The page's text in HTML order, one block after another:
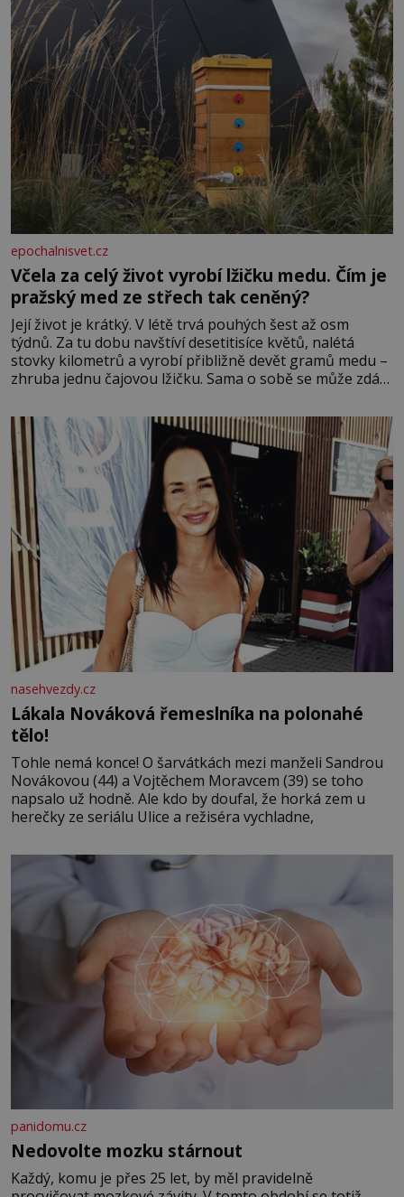
epochalnisvet.cz
Včela za celý život vyrobí lžičku medu. Čím je
pražský med ze střech tak ceněný?
Její život je krátký. V létě trvá pouhých šest až osm
týdnů. Za tu dobu navštíví desetitisíce květů, nalétá
stovky kilometrů a vyrobí přibližně devět gramů medu –
zhruba jednu čajovou lžičku. Sama o sobě se může zdát
tisíc příslušnic svého včelstva, vznikne jeden z
nejdokonalejších organismů
nasehvezdy.cz
Lákala Nováková řemeslníka na polonahé
tělo!
Tohle nemá konce! O šarvátkách mezi manželi Sandrou
Novákovou (44) a Vojtěchem Moravcem (39) se toho
napsalo už hodně. Ale kdo by doufal, že horká zem u
herečky ze seriálu Ulice a režiséra vychladne,
panidomu.cz
Nedovolte mozku stárnout
Každý, komu je přes 25 let, by měl pravidelně